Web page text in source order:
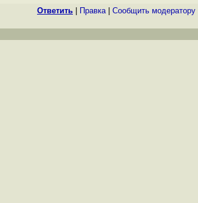
Ответить Правка| Cообщить модератору